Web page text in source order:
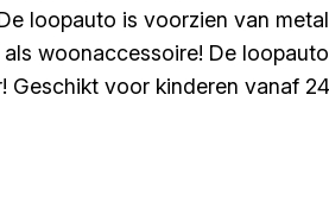
loopauto is voorzien van
woonaccessoire! De
Geschikt voor kinderen vanaf